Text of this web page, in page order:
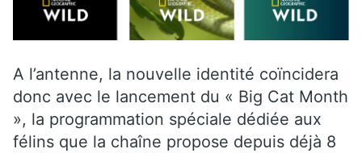
A l’antenne, la nouvelle identité coïncidera
donc avec le lancement du « Big Cat Month
», la programmation spéciale dédiée aux
félins que la chaîne propose depuis déjà 8